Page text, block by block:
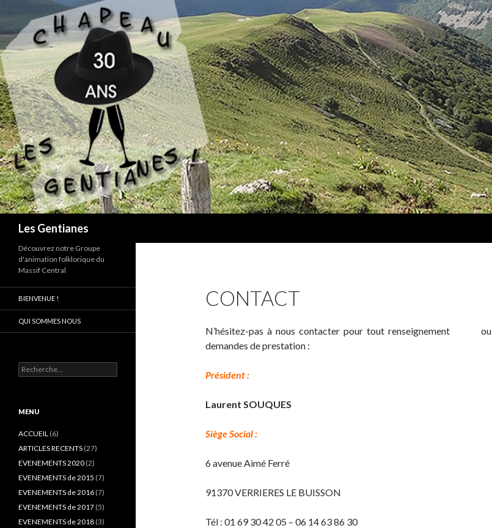
Les Gentianes
CONTACT
N’hésitez-pas à nous contacter pour tout renseignement ou
demandes de prestation :
Président :
Laurent SOUQUES
Siège Social :
6 avenue Aimé Ferré
91370 VERRIERES LE BUISSON
Tél : 01 69 30 42 05 – 06 14 63 86 30
Découvrez notre Groupe
d'animation folklorique du
Massif Central
BIENVENUE !
QUI SOMMES NOUS
R
e
e
c
h
r
:
MENU
ACCUEIL (6)
ARTICLES RECENTS (27)
EVENEMENTS 2020 (2)
EVENEMENTS de 2015 (7)
EVENEMENTS de 2016 (7)
EVENEMENTS de 2017 (5)
EVENEMENTS de 2018 (3)